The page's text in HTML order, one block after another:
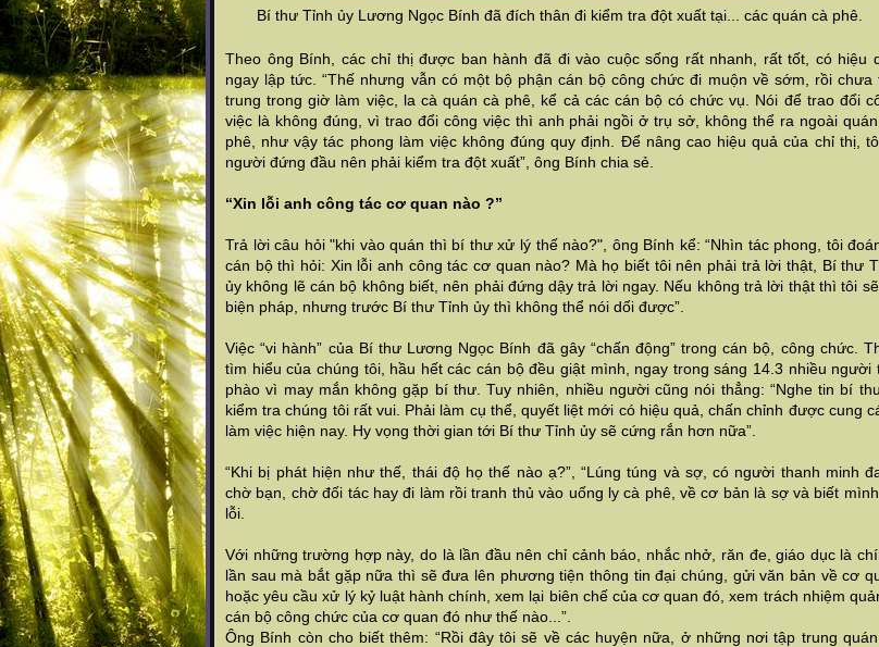
Bí thư Tỉnh ủy Lương Ngọc Bính đã đích thân đi kiểm tra đột xuất tại... các quán cà phê.
Theo ông Bính, các chỉ thị được ban hành đã đi vào cuộc sống rất nhanh, rất tốt, có hiệu
ngay lập tức. “Thế nhưng vẫn có một bộ phận cán bộ công chức đi muộn về sớm, rồi chưa
trung trong giờ làm việc, la cà quán cà phê, kể cả các cán bộ có chức vụ. Nói để trao đổi
việc là không đúng, vì trao đổi công việc thì anh phải ngồi ở trụ sở, không thể ra ngoài
phê, như vậy tác phong làm việc không đúng quy định. Để nâng cao hiệu quả của chỉ thị,
người đứng đầu nên phải kiểm tra đột xuất”, ông Bính chia sẻ.
“Xin lỗi anh công tác cơ quan nào ?”
Trả lời câu hỏi "khi vào quán thì bí thư xử lý thế nào?", ông Bính kể: “Nhìn tác phong, tôi
cán bộ thì hỏi: Xin lỗi anh công tác cơ quan nào? Mà họ biết tôi nên phải trả lời thật, Bí thư
ủy không lẽ cán bộ không biết, nên phải đứng dậy trả lời ngay. Nếu không trả lời thật thì tôi
biện pháp, nhưng trước Bí thư Tỉnh ủy thì không thể nói dối được”.
Việc “vi hành” của Bí thư Lương Ngọc Bính đã gây “chấn động” trong cán bộ, công chức.
tìm hiểu của chúng tôi, hầu hết các cán bộ đều giật mình, ngay trong sáng 14.3 nhiều người
phào vì may mắn không gặp bí thư. Tuy nhiên, nhiều người cũng nói thẳng: “Nghe tin bí
kiểm tra chúng tôi rất vui. Phải làm cụ thể, quyết liệt mới có hiệu quả, chấn chỉnh được cung
làm việc hiện nay. Hy vọng thời gian tới Bí thư Tỉnh ủy sẽ cứng rắn hơn nữa”.
“Khi bị phát hiện như thế, thái độ họ thế nào ạ?”, “Lúng túng và sợ, có người thanh minh
chờ bạn, chờ đối tác hay đi làm rồi tranh thủ vào uống ly cà phê, về cơ bản là sợ và biết
lỗi.
Với những trường hợp này, do là lần đầu nên chỉ cảnh báo, nhắc nhở, răn đe, giáo dục là
lần sau mà bắt gặp nữa thì sẽ đưa lên phương tiện thông tin đại chúng, gửi văn bản về cơ
hoặc yêu cầu xử lý kỷ luật hành chính, xem lại biên chế của cơ quan đó, xem trách nhiệm
cán bộ công chức của cơ quan đó như thế nào...”.
Ông Bính còn cho biết thêm: “Rồi đây tôi sẽ về các huyện nữa, ở những nơi tập trung